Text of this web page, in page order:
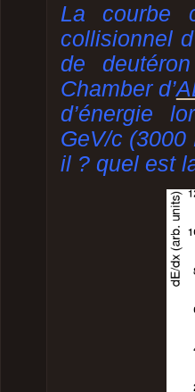
La courbe
collisionnel
de
Chamberd’
d’énergie
GeV/c
il ? quel est